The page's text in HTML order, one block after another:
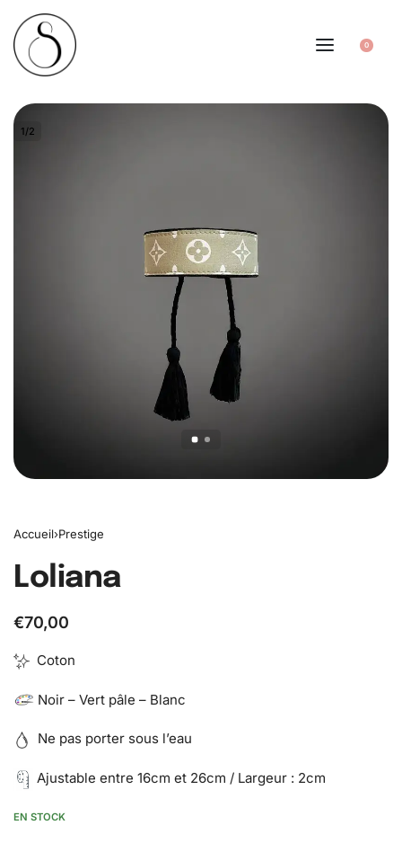
0
1/2
Accueil›Prestige
Loliana
€70,00
Coton
Noir – Vert pâle – Blanc
Ne pas porter sous l’eau
Ajustable entre 16cm et 26cm / Largeur : 2cm
EN STOCK